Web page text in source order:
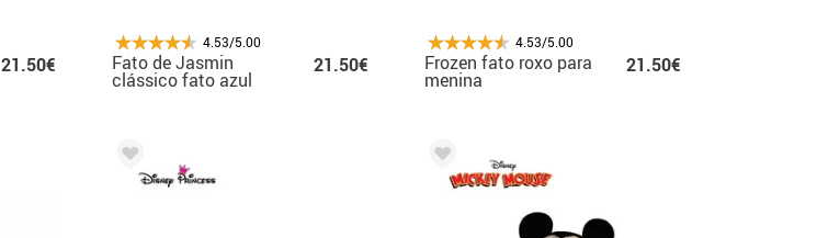
21.50€
4.53/5.00
Fato de Jasmin
clássico fato azul
21.50€
4.53/5.00
Frozen fato roxo para
menina
21.50€